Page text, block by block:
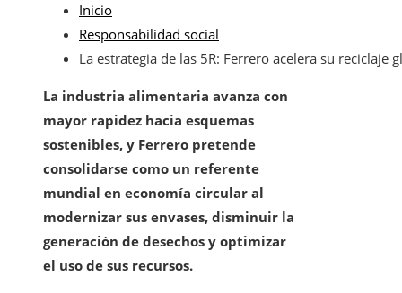
Inicio
Responsabilidad social
La estrategia de las 5R: Ferrero acelera su reciclaje
La industria alimentaria avanza con
mayor rapidez hacia esquemas
sostenibles, y Ferrero pretende
consolidarse como un referente
mundial en economía circular al
modernizar sus envases, disminuir la
generación de desechos y optimizar
el uso de sus recursos.